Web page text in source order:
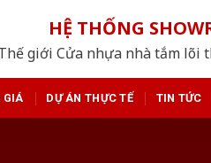
HỆ THỐNG
giới Cửa nhựa nhà tắm lõi
GIÁ DỰ ÁN THỰC TẾ TIN TỨC